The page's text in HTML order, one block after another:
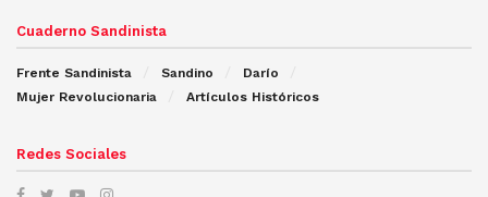
Cuaderno Sandinista
Frente Sandinista Sandino
Darío
Mujer Revolucionaria
Artículos Históricos
Redes Sociales